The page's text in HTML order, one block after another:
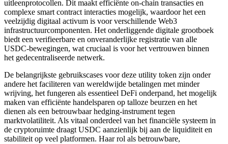
uitleenprotocollen. Dit maakt efficiënte on-chain transacties en
complexe smart contract interacties mogelijk, waardoor het een
veelzijdig digitaal activum is voor verschillende Web3
infrastructuurcomponenten. Het onderliggende digitale grootboek
biedt een verifieerbare en onveranderlijke registratie van alle
USDC-bewegingen, wat cruciaal is voor het vertrouwen binnen
het gedecentraliseerde netwerk.
De belangrijkste gebruikscases voor deze utility token zijn onder
andere het faciliteren van wereldwijde betalingen met minder
wrijving, het fungeren als essentieel DeFi onderpand, het mogelijk
maken van efficiënte handelsparen op talloze beurzen en het
dienen als een betrouwbaar hedging-instrument tegen
marktvolatiliteit. Als vitaal onderdeel van het financiële systeem in
de cryptoruimte draagt USDC aanzienlijk bij aan de liquiditeit en
stabiliteit op veel platformen. Haar rol als betrouwbare,